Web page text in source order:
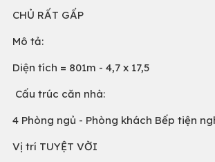
CHỦ RẤT GẤP
Mô tả:
Diện tích = 801m - 4,7 x 17,5
Cấu trúc căn nhà:
4 Phòng ngủ - Phòng khách Bếp tiện
Vị trí TUYỆT VỜI